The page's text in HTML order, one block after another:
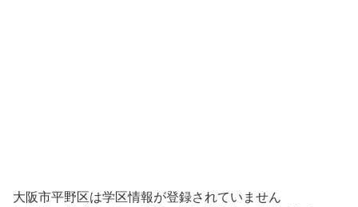
大阪市平野区は学区情報が登録されていません